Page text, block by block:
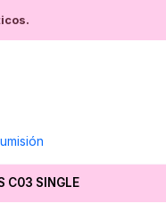
C03 SINGLE